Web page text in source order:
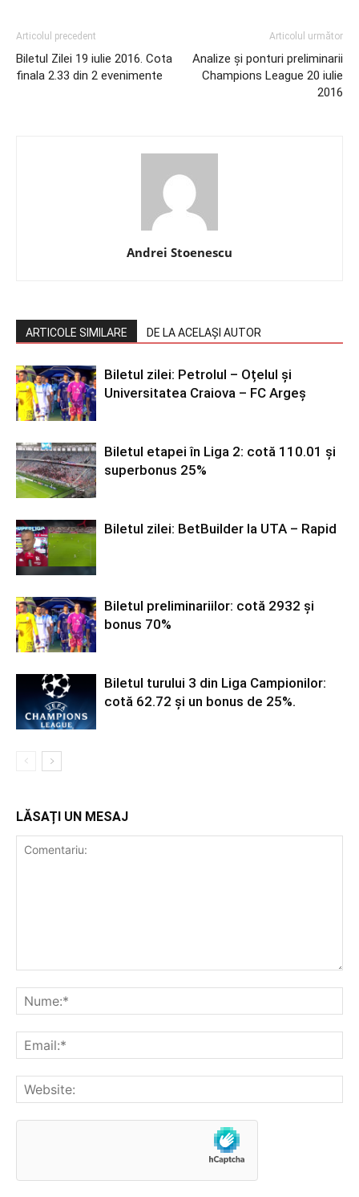
Articolul precedent
Biletul Zilei 19 iulie 2016. Cota
finala 2.33 din 2 evenimente
Articolul următor
Analize și ponturi preliminarii
Champions League 20 iulie
2016
Andrei Stoenescu
ARTICOLE SIMILARE DE LA ACELAȘI AUTOR
Biletul zilei: Petrolul – Oțelul și
Universitatea Craiova – FC Argeș
Biletul etapei în Liga 2: cotă 110.01 și
superbonus 25%
Biletul zilei: BetBuilder la UTA – Rapid
Biletul preliminariilor: cotă 2932 și
bonus 70%
Biletul turului 3 din Liga Campionilor:
cotă 62.72 și un bonus de 25%.
LĂSAȚI UN MESAJ